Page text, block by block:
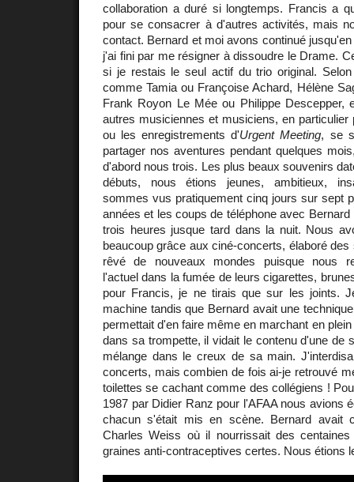
collaboration a duré si longtemps. Francis a
pour se consacrer à d'autres activités, mais
contact. Bernard et moi avons continué
j'ai fini par me résigner à dissoudre le Drame.
si je restais le seul actif du trio original.
comme Tamia ou Françoise Achard, Hélène
Frank Royon Le Mée ou Philippe Descepper,
autres musiciennes et musiciens, en particulier
ou les enregistrements d'Urgent Meeting, se
partager nos aventures pendant quelques
d'abord nous trois. Les plus beaux souvenirs
débuts, nous étions jeunes, ambitieux,
sommes vus pratiquement cinq jours sur sept
années et les coups de téléphone avec
trois heures jusque tard dans la nuit. Nous
beaucoup grâce aux ciné-concerts, élaboré
rêvé de nouveaux mondes puisque nous
l'actuel dans la fumée de leurs cigarettes,
pour Francis, je ne tirais que sur les joints.
machine tandis que Bernard avait une
permettait d'en faire même en marchant en
dans sa trompette, il vidait le contenu d'une de
mélange dans le creux de sa main.
concerts, mais combien de fois ai-je retrouvé
toilettes se cachant comme des collégiens !
1987 par Didier Ranz pour l'AFAA nous avions
chacun s'était mis en scène. Bernard avait
Charles Weiss où il nourrissait des
graines anti-contraceptives certes. Nous étions